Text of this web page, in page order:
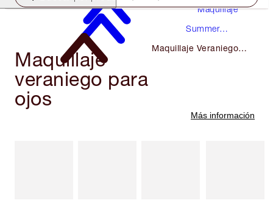
Maquillaje
Summer
Maquillaje Veraniego
Maquillaje
veraniego para
ojos
Más información